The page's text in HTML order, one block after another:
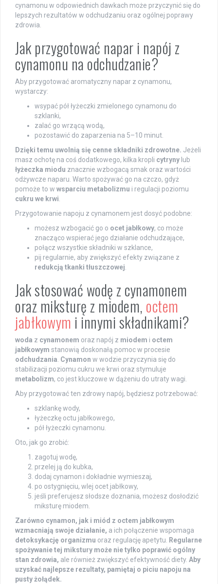
cynamonu w odpowiednich dawkach może przyczynić się do
lepszych rezultatów w odchudzaniu oraz ogólnej poprawy
zdrowia.
Jak przygotować napar i napój z
cynamonu na odchudzanie?
Aby przygotować aromatyczny napar z cynamonu,
wystarczy:
wsypać pół łyżeczki zmielonego cynamonu do
szklanki,
zalać go wrzącą wodą,
pozostawić do zaparzenia na 5–10 minut.
Dzięki temu uwolnią się cenne składniki zdrowotne. Jeżeli
masz ochotę na coś dodatkowego, kilka kropli cytryny lub
łyżeczka miodu znacznie wzbogacą smak oraz wartości
odżywcze naparu. Warto spożywać go na czczo, gdyż
pomoże to w wsparciu metabolizmu i regulacji poziomu
cukru we krwi
Przygotowanie napoju z cynamonem jest dosyć podobne:
możesz wzbogacić go o ocet jabłkowy, co może
znacząco wspierać jego działanie odchudzające,
połącz wszystkie składniki w szklance,
pij regularnie, aby zwiększyć efekty związane z
redukcją tkanki tłuszczowej
Jak stosować wodę z cynamonem
oraz miksturę z miodem, octem
jabłkowym i innymi składnikami?
woda z cynamonem oraz napój z miodem i octem
jabłkowym stanowią doskonałą pomoc w procesie
odchudzania Cynamon w wodzie przyczynia się do
stabilizacji poziomu cukru we krwi oraz stymuluje
metabolizm, co jest kluczowe w dążeniu do utraty wagi.
Aby przygotować ten zdrowy napój, będziesz potrzebować:
szklankę wody,
łyżeczkę octu jabłkowego,
pół łyżeczki cynamonu.
Oto, jak go zrobić:
zagotuj wodę,
przelej ją do kubka,
dodaj cynamon i dokładnie wymieszaj,
po ostygnięciu, wlej ocet jabłkowy,
jeśli preferujesz słodsze doznania, możesz dosłodzić
miksturę miodem.
Zarówno cynamon, jak i miód z octem jabłkowym
wzmacniają swoje działanie, a ich połączenie wspomaga
detoksykację organizmu oraz regulację apetytu.
Regularne
spożywanie tej mikstury może nie tylko poprawić ogólny
stan zdrowia, ale również zwiększyć efektywność diety. Aby
uzyskać najlepsze rezultaty, pamiętaj o piciu napoju na
pusty żołądek.